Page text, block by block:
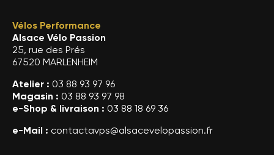
Vélos Performance
Alsace Vélo Passion
25, rue des Prés
67520 MARLENHEIM
Atelier : 03 88 93 97 96
Magasin : 03 88 93 97 98
e-Shop & livraison : 03 88 18 69 36
e-Mail : contactavps@alsacevelopassion.fr